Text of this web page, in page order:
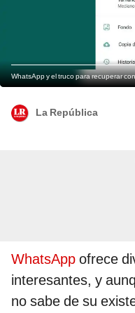
WhatsApp y el truco para recuperar
La República
WhatsApp ofrece
interesantes, y
no sabe de su